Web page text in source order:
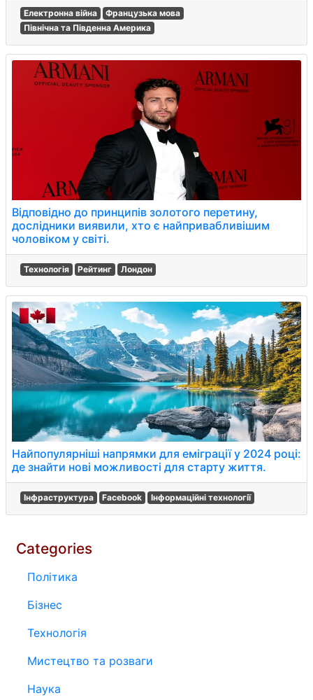
Електронна війна
Французька мова
Північна та Південна Америка
Відповідно до принципів золотого перетину,
дослідники виявили, хто є найпривабливішим
чоловіком у світі.
Технологія Рейтинг Лондон
Найпопулярніші напрямки для еміграції у 2024 році:
де знайти нові можливості для старту життя.
Інфраструктура Facebook Інформаційні технології
Categories
Політика
Бізнес
Технологія
Мистецтво та розваги
Наука